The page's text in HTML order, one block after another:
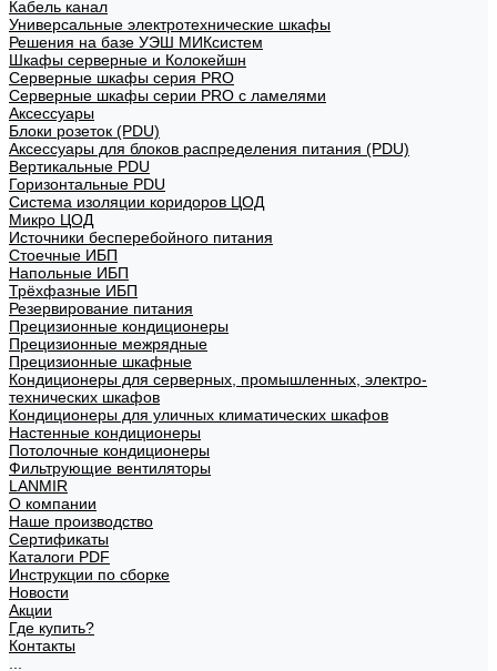
Кабель канал
Универсальные электротехнические шкафы
Решения на базе УЭШ МИКсистем
Шкафы серверные и Колокейшн
Серверные шкафы серия PRO
Серверные шкафы серии PRO с ламелями
Аксессуары
Блоки розеток (PDU)
Аксессуары для блоков распределения питания (PDU)
Вертикальные PDU
Горизонтальные PDU
Система изоляции коридоров ЦОД
Микро ЦОД
Источники бесперебойного питания
Стоечные ИБП
Напольные ИБП
Трёхфазные ИБП
Резервирование питания
Прецизионные кондиционеры
Прецизионные межрядные
Прецизионные шкафные
Кондиционеры для серверных, промышленных, электро-
технических шкафов
Кондиционеры для уличных климатических шкафов
Настенные кондиционеры
Потолочные кондиционеры
Фильтрующие вентиляторы
LANMIR
О компании
Наше производство
Сертификаты
Каталоги PDF
Инструкции по сборке
Новости
Акции
Где купить?
Контакты